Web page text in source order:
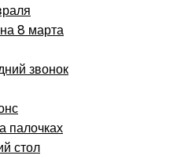
8 марта
звонок
палочках
стол